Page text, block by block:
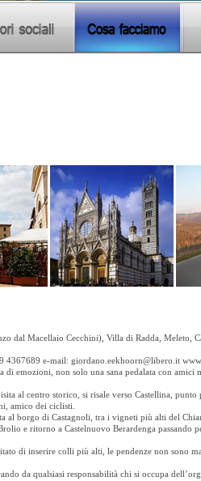
dal Macellaio Cecchini), Villa di Radda, Meleto,
4367689 e-mail: giordano.eekhoorn@libero.it
emozioni, non solo una sana pedalata con amici
al centro storico, si risale verso Castellina,
amico dei ciclisti.
al borgo di Castagnoli, tra i vigneti più alti del
e ritorno a Castelnuovo Berardenga passando
di inserire colli più alti, le pendenze non sono
da qualsiasi responsabilità chi si occupa